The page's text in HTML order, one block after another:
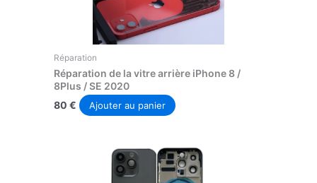
Réparation
Réparation de la vitre arrière iPhone 8 /
8Plus / SE 2020
80 € Ajouter au panier